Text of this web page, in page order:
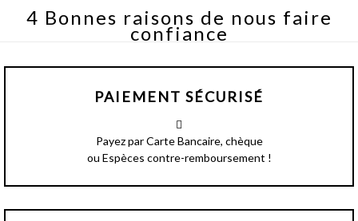
4 Bonnes raisons de nous faire
confiance
PAIEMENT SÉCURISÉ
Payez par Carte Bancaire, chèque
ou Espèces contre-remboursement !